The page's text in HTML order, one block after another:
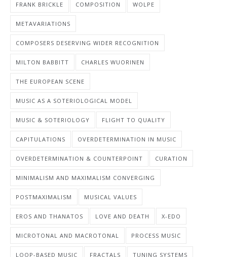
FRANK BRICKLE COMPOSITION WOLPE
METAVARIATIONS
COMPOSERS DESERVING WIDER RECOGNITION
MILTON BABBITT CHARLES WUORINEN
THE EUROPEAN SCENE
MUSIC AS A SOTERIOLOGICAL MODEL
MUSIC & SOTERIOLOGY FLIGHT TO QUALITY
CAPITULATIONS OVERDETERMINATION IN MUSIC
OVERDETERMINATION & COUNTERPOINT CURATION
MINIMALISM AND MAXIMALISM CONVERGING
POSTMAXIMALISM MUSICAL VALUES
EROS AND THANATOS LOVE AND DEATH X-EDO
MICROTONAL AND MACROTONAL PROCESS MUSIC
LOOP-BASED MUSIC FRACTALS TUNING SYSTEMS